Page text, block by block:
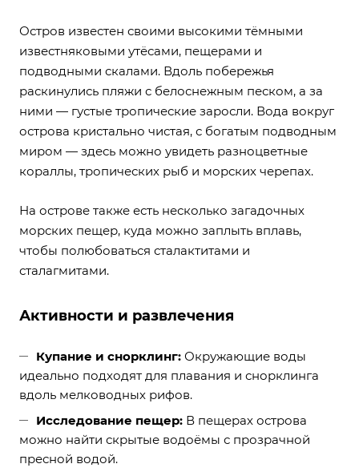
Остров известен своими высокими тёмными
известняковыми утёсами, пещерами и
подводными скалами. Вдоль побережья
раскинулись пляжи с белоснежным песком, а за
ними — густые тропические заросли. Вода вокруг
острова кристально чистая, с богатым подводным
миром — здесь можно увидеть разноцветные
кораллы, тропических рыб и морских черепах.
На острове также есть несколько загадочных
морских пещер, куда можно заплыть вплавь,
чтобы полюбоваться сталактитами и
сталагмитами.
Активности и развлечения
Купание и снорклинг: Окружающие воды
идеально подходят для плавания и снорклинга
вдоль мелководных рифов.
Исследование пещер: В пещерах острова
можно найти скрытые водоёмы с прозрачной
пресной водой.